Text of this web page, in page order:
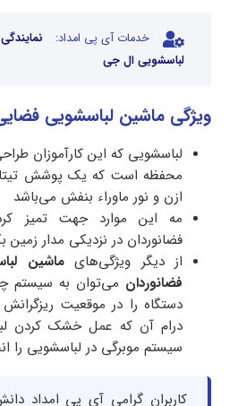
خدمات آی پی امداد:
لباسشویی ال جی
ویژگی ماشین لباسشویی
لباسشویی که این کارآموزان
محفظه است که یک پوشش
ازن و نور ماوراء بنفش می‌باشد
مه این موارد جهت تمیز
فضانوردان در نزدیکی مدار زمین
از دیگر ویژگی‌هایماشین
فضانوردان می‌توان به سیستم
دستگاه را در موقعیت
درام آن که عمل خشک کردن
سیستم موبرگی در لباسشویی را
کاربران گرامی آی پی امداد